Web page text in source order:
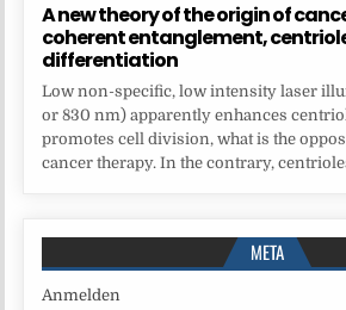
A new theory of the origin of
coherent entanglement,
differentiation
Low non-specific, low intensity laser
or 830 nm) apparently enhances
promotes cell division, what is the
cancer therapy. In the contrary,
META
Anmelden